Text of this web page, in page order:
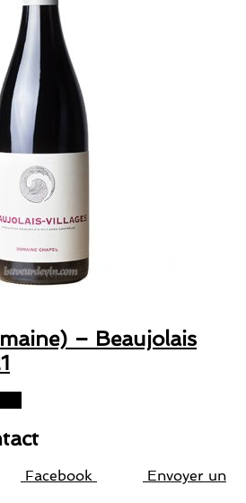
– Beaujolais
Facebook
Envoyer un